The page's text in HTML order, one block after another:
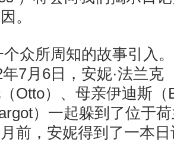
。
众所周知的故事引入
7月6日，安妮·法兰克
Otto）、母亲伊迪斯（
）一起躲到了位于
前，安妮得到了一本